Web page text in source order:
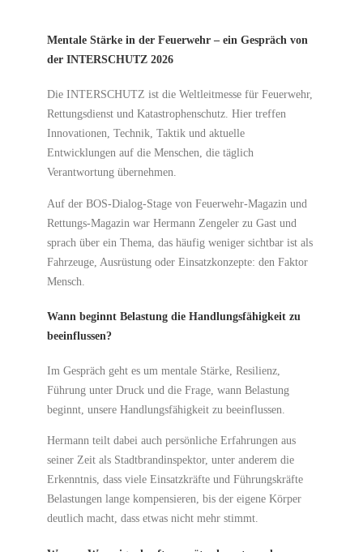
Mentale Stärke in der Feuerwehr – ein Gespräch von
der INTERSCHUTZ 2026
Die INTERSCHUTZ ist die Weltleitmesse für Feuerwehr,
Rettungsdienst und Katastrophenschutz. Hier treffen
Innovationen, Technik, Taktik und aktuelle
Entwicklungen auf die Menschen, die täglich
Verantwortung übernehmen.
Auf der BOS-Dialog-Stage von Feuerwehr-Magazin und
Rettungs-Magazin war Hermann Zengeler zu Gast und
sprach über ein Thema, das häufig weniger sichtbar ist als
Fahrzeuge, Ausrüstung oder Einsatzkonzepte: den Faktor
Mensch.
Wann beginnt Belastung die Handlungsfähigkeit zu
beeinflussen?
Im Gespräch geht es um mentale Stärke, Resilienz,
Führung unter Druck und die Frage, wann Belastung
beginnt, unsere Handlungsfähigkeit zu beeinflussen.
Hermann teilt dabei auch persönliche Erfahrungen aus
seiner Zeit als Stadtbrandinspektor, unter anderem die
Erkenntnis, dass viele Einsatzkräfte und Führungskräfte
Belastungen lange kompensieren, bis der eigene Körper
deutlich macht, dass etwas nicht mehr stimmt.